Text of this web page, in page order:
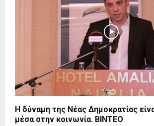
Η δύναμη της Νέας Δημοκρατίας
μέσα στην κοινωνία. BINTEO